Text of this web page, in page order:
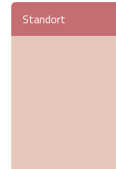
Standort